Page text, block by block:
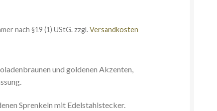
nach §19 (1) UStG. zzgl.Versandkosten
und goldenen Akzenten,
Sprenkeln mit Edelstahlstecker.